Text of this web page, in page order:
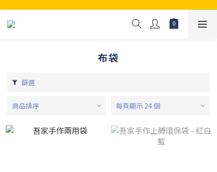
布袋
篩選
商品排序 每頁顯示 24 個